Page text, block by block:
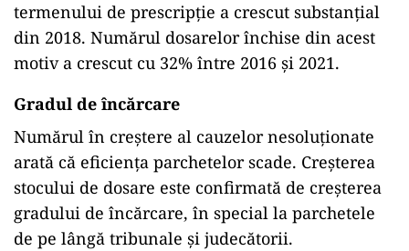
termenului de prescripție a crescut substanțial
din 2018. Numărul dosarelor închise din acest
motiv a crescut cu 32% între 2016 și 2021.
Gradul de încărcare
Numărul în creștere al cauzelor nesoluționate
arată că eficiența parchetelor scade. Creșterea
stocului de dosare este confirmată de creșterea
gradului de încărcare, în special la parchetele
de pe lângă tribunale și judecătorii.